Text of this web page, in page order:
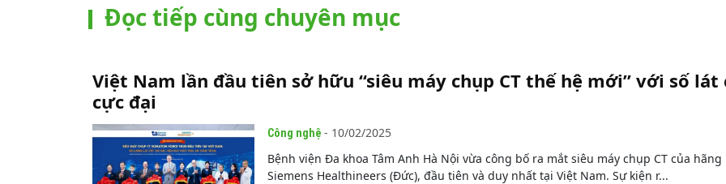
Đọc tiếp cùng chuyên mục
Việt Nam lần đầu tiên sở hữu “siêu máy chụp CT thế hệ mới” với số lát
cực đại
Công nghệ - 10/02/2025
Bệnh viện Đa khoa Tâm Anh Hà Nội vừa công bố ra mắt siêu máy chụp CT của hãng
Siemens Healthineers (Đức), đầu tiên và duy nhất tại Việt Nam. Sự kiện r...